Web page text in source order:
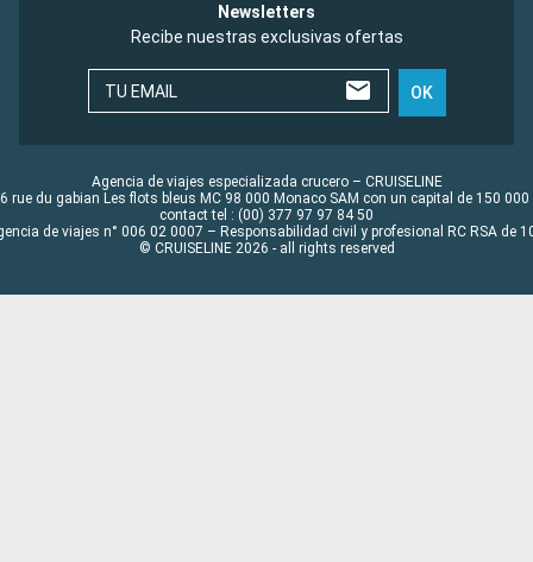
Newsletters
Recibe nuestras exclusivas ofertas
TU EMAIL OK
Agencia de viajes especializada crucero – CRUISELINE
rue du gabian Les flots bleus MC 98 000 Monaco SAM con un capital de 150 000
contact tel : (00) 377 97 97 84 50
de viajes n° 006 02 0007 – Responsabilidad civil y profesional RC RSA de
© CRUISELINE 2026 - all rights reserved